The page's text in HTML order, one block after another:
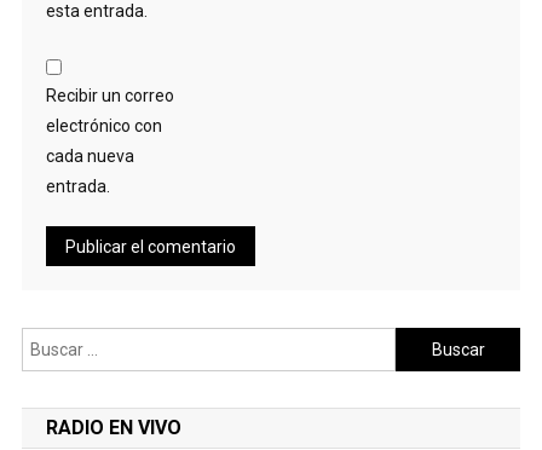
esta entrada.
Recibir un correo
electrónico con
cada nueva
entrada.
Buscar:
RADIO EN VIVO